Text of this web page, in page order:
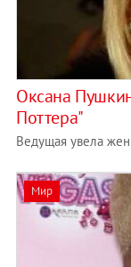
Оксана
Поттера"
Ведущая увела
Мир